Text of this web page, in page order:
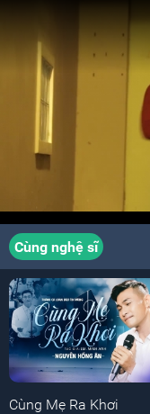
Cùng nghệ sĩ
Cùng Mẹ Ra Khơi